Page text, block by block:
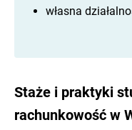
własna
Staże i praktyki
rachunkowość w